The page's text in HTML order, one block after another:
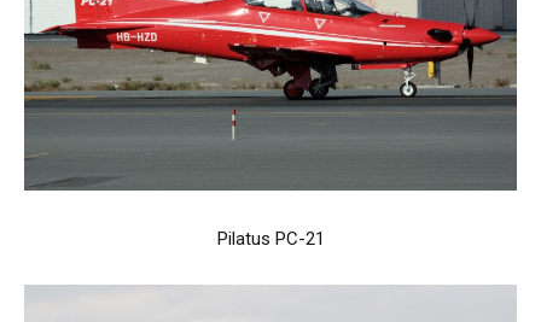
Pilatus PC-21